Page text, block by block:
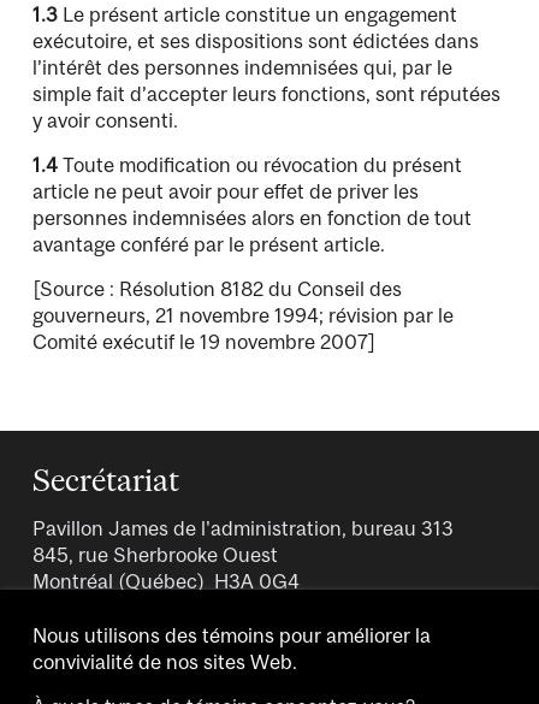
1.3 Le présent article constitue un engagement
exécutoire, et ses dispositions sont édictées dans
l’intérêt des personnes indemnisées qui, par le
simple fait d’accepter leurs fonctions, sont réputées
y avoir consenti.
1.4 Toute modification ou révocation du présent
article ne peut avoir pour effet de priver les
personnes indemnisées alors en fonction de tout
avantage conféré par le présent article.
[Source : Résolution 8182 du Conseil des
gouverneurs, 21 novembre 1994; révision par le
Comité exécutif le 19 novembre 2007]
Secrétariat
Pavillon James de l'administration, bureau 313
845, rue Sherbrooke Ouest
Montréal (Québec) H3A 0G4
Fax : 514 398-4758
maria.kontzidis [at]mcgill.ca(Courriel)
Nous utilisons des témoins pour améliorer la
convivialité de nos sites Web.